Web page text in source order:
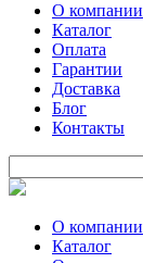
О компании
Каталог
Оплата
Гарантии
Доставка
Блог
Контакты
О компании
Каталог